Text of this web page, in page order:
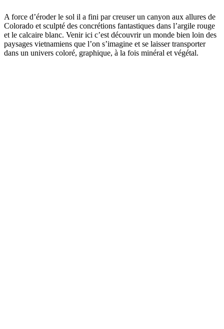
A force d’éroder le sol il a fini par creuser un canyon aux allures de
Colorado et sculpté des concrétions fantastiques dans l’argile rouge
et le calcaire blanc. Venir ici c’est découvrir un monde bien loin des
paysages vietnamiens que l’on s’imagine et se laisser transporter
dans un univers coloré, graphique, à la fois minéral et végétal.